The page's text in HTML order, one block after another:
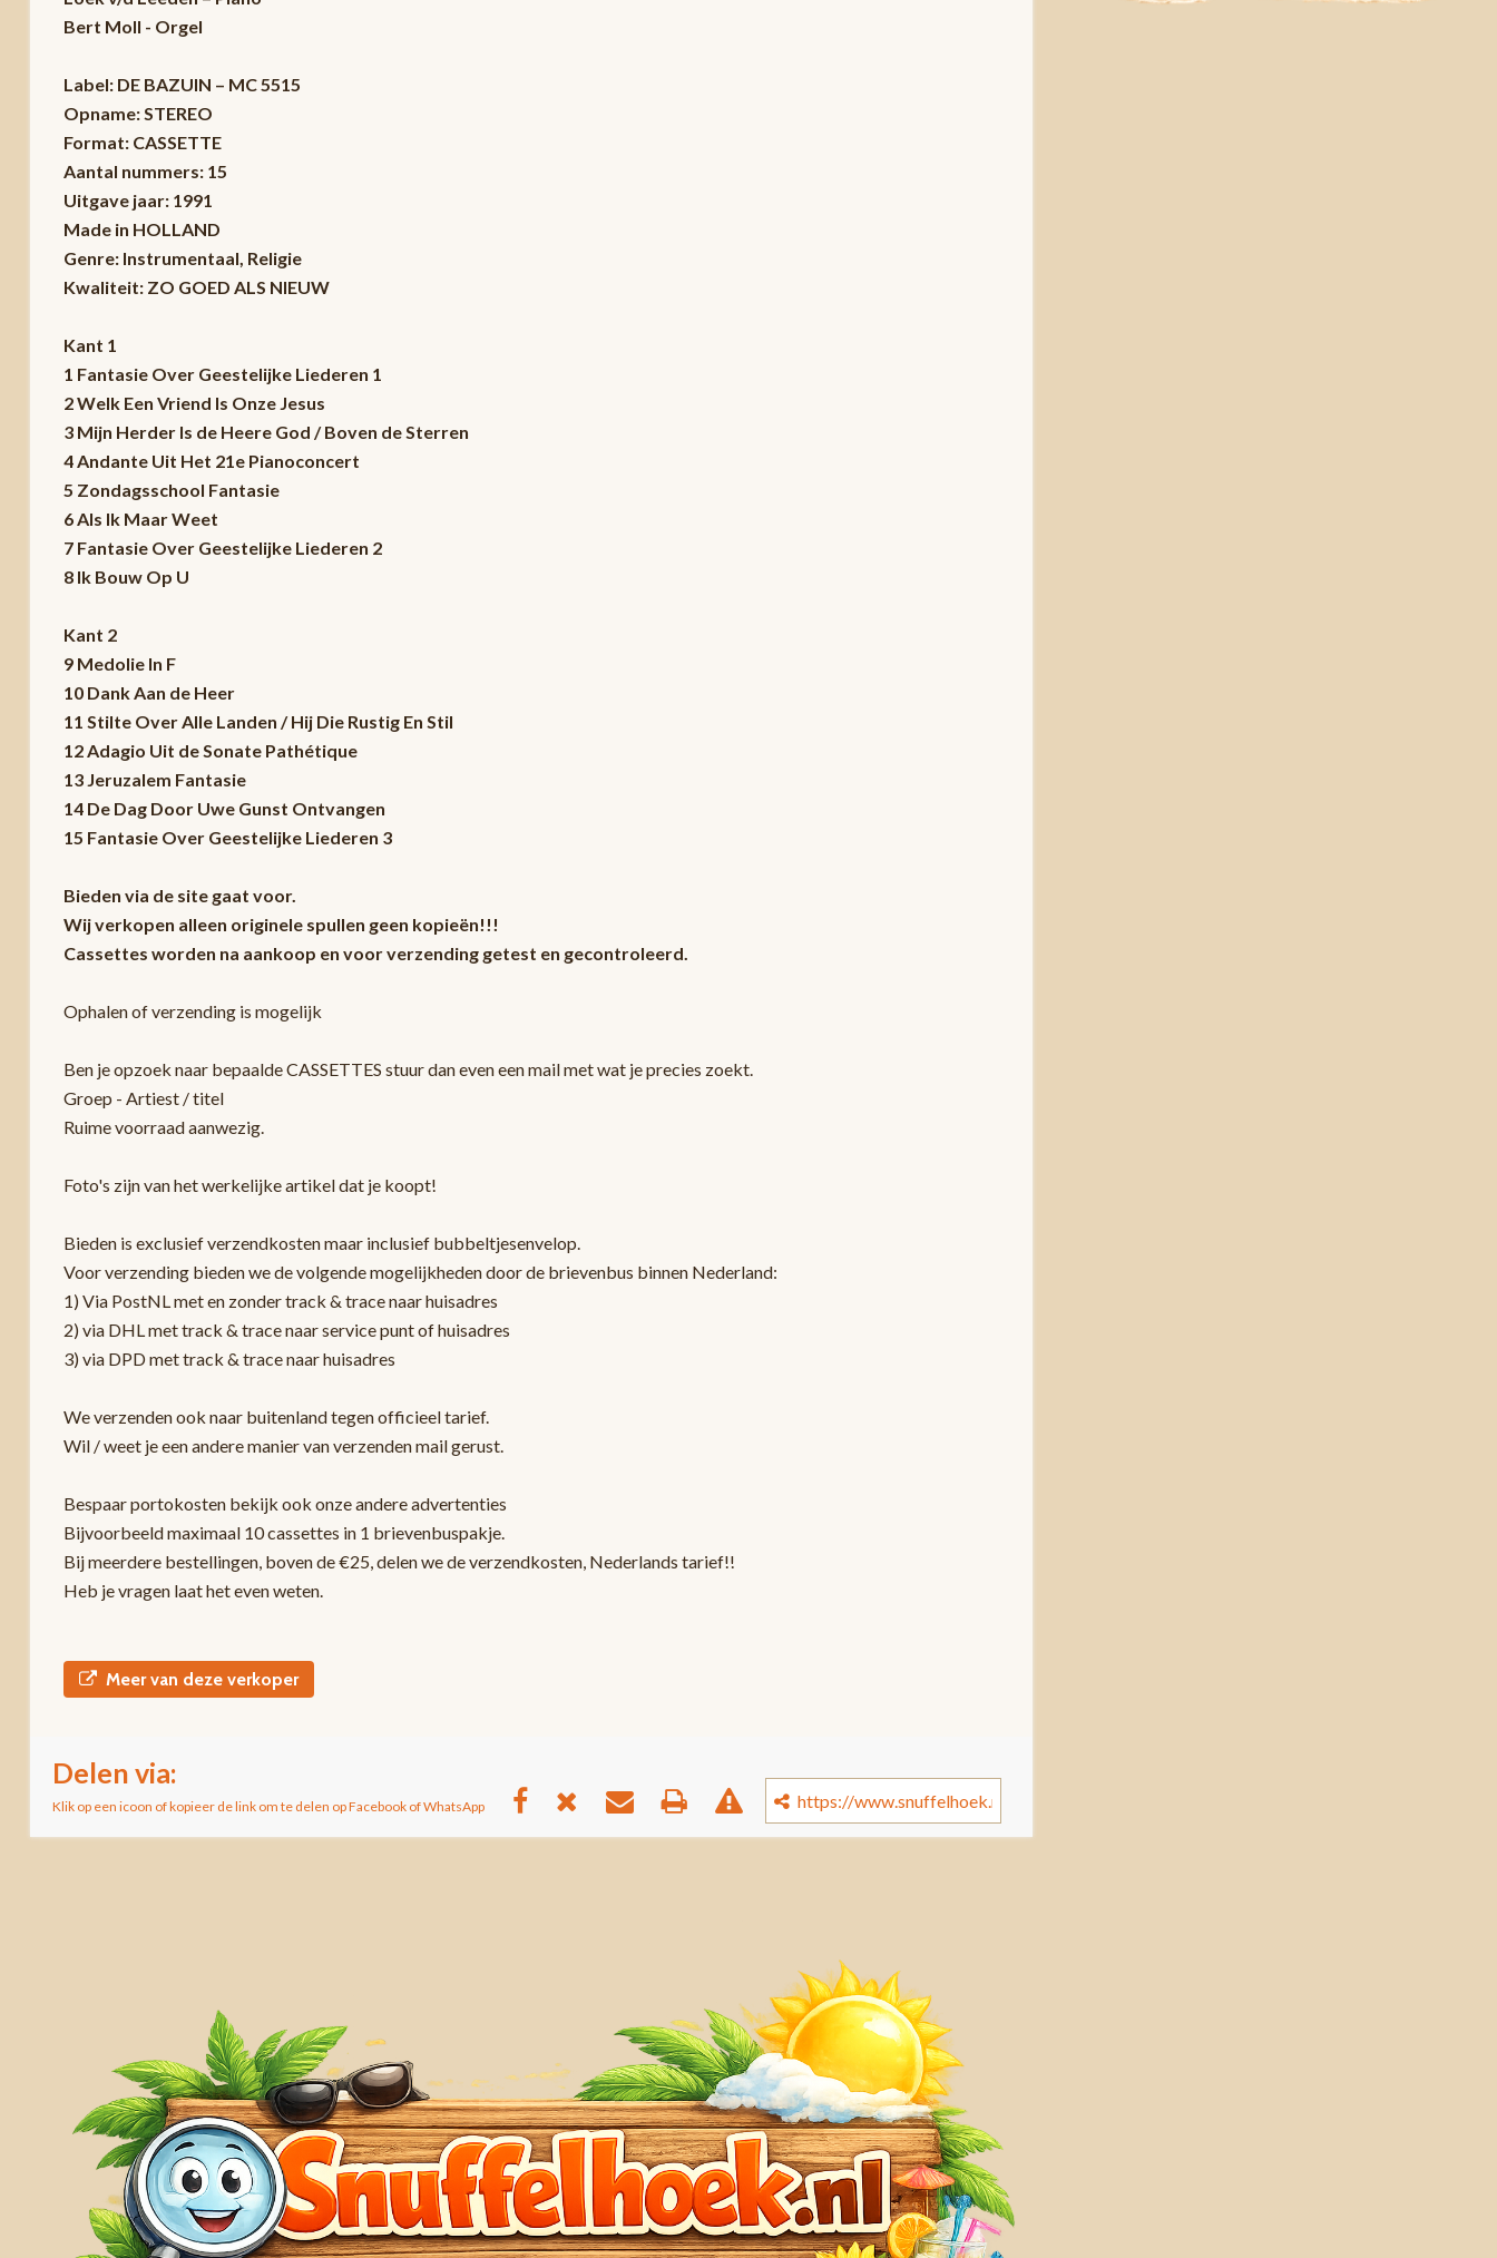
Bert Moll - Orgel
Label: DE BAZUIN – MC 5515
Opname: STEREO
Format: CASSETTE
Aantal nummers: 15
Uitgave jaar: 1991
Made in HOLLAND
Genre: Instrumentaal, Religie
Kwaliteit: ZO GOED ALS NIEUW
Kant 1
1 Fantasie Over Geestelijke Liederen 1
2 Welk Een Vriend Is Onze Jesus
3 Mijn Herder Is de Heere God / Boven de Sterren
4 Andante Uit Het 21e Pianoconcert
5 Zondagsschool Fantasie
6 Als Ik Maar Weet
7 Fantasie Over Geestelijke Liederen 2
8 Ik Bouw Op U
Kant 2
9 Medolie In F
10 Dank Aan de Heer
11 Stilte Over Alle Landen / Hij Die Rustig En Stil
12 Adagio Uit de Sonate Pathétique
13 Jeruzalem Fantasie
14 De Dag Door Uwe Gunst Ontvangen
15 Fantasie Over Geestelijke Liederen 3
Bieden via de site gaat voor.
Wij verkopen alleen originele spullen geen kopieën!!!
Cassettes worden na aankoop en voor verzending getest en gecontroleerd.
Ophalen of verzending is mogelijk
Ben je opzoek naar bepaalde CASSETTES stuur dan even een mail met wat je precies zoekt.
Groep - Artiest / titel
Ruime voorraad aanwezig.
Foto's zijn van het werkelijke artikel dat je koopt!
Bieden is exclusief verzendkosten maar inclusief bubbeltjesenvelop.
Voor verzending bieden we de volgende mogelijkheden door de brievenbus binnen Nederland:
1) Via PostNL met en zonder track & trace naar huisadres
2) via DHL met track & trace naar service punt of huisadres
3) via DPD met track & trace naar huisadres
We verzenden ook naar buitenland tegen officieel tarief.
Wil / weet je een andere manier van verzenden mail gerust.
Bespaar portokosten bekijk ook onze andere advertenties
Bijvoorbeeld maximaal 10 cassettes in 1 brievenbuspakje.
Bij meerdere bestellingen, boven de €25, delen we de verzendkosten, Nederlands tarief!!
Heb je vragen laat het even weten.
Meer van deze verkoper
Delen via:
Klik op een icoon of kopieer de link om te delen op Facebook of WhatsApp